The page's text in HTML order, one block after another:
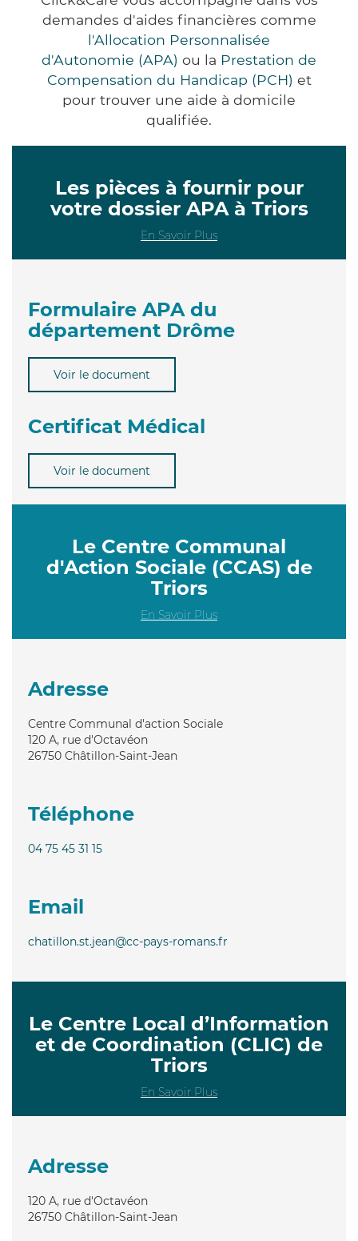
demandes d'aides financières comme
l'Allocation Personnalisée
d'Autonomie (APA) ou la Prestation de
Compensation du Handicap (PCH) et
pour trouver une aide à domicile
qualifiée.
Les pièces à fournir pour
votre dossier APA à Triors
En Savoir Plus
Formulaire APA du
département Drôme
Voir le document
Certificat Médical
Voir le document
Le Centre Communal
d'Action Sociale (CCAS) de
Triors
En Savoir Plus
Adresse
Centre Communal d'action Sociale
120 A, rue d'Octavéon
26750 Châtillon-Saint-Jean
Téléphone
04 75 45 31 15
Email
chatillon.st.jean@cc-pays-romans.fr
Le Centre Local d’Information
et de Coordination (CLIC) de
Triors
En Savoir Plus
Adresse
120 A, rue d'Octavéon
26750 Châtillon-Saint-Jean